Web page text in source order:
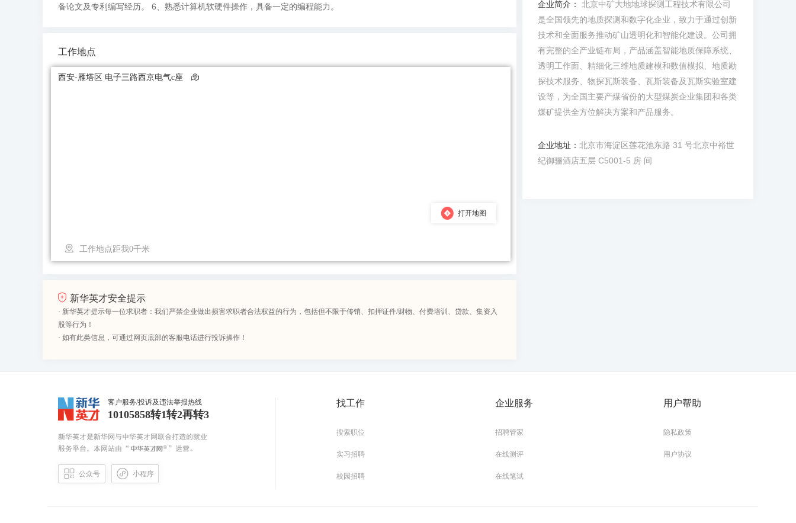
备论文及专利编写经历。 6、熟悉计算机软硬件操作，具备一定的编程能力。
工作地点
西安-雁塔区 电子三路西京电气c座
打开地图
工作地点距我0千米
新华英才安全提示
· 新华英才提示每一位求职者：我们严禁企业做出损害求职者合法权益的行为，包括但不限于传销、扣押证件/财物、付费培训、贷款、集资入
股等行为！
· 如有此类信息，可通过网页底部的客服电话进行投诉操作！
企业简介：
是全国领先的地质探测和数字化企业，致力于通过创新
技术和全面服务推动矿山透明化和智能化建设。公司拥
有完整的全产业链布局，产品涵盖智能地质保障系统、
透明工作面、精细化三维地质建模和数值模拟、地质勘
探技术服务、物探瓦斯装备、瓦斯装备及瓦斯实验室建
设等，为全国主要产煤省份的大型煤炭企业集团和各类
煤矿提供全方位解决方案和产品服务。
企业地址： 北京市海淀区莲花池东路 31 号北京中裕世
纪御骊酒店五层 C5001-5 房 间
客户服务/投诉及违法举报热线
10105858转1转2再转3
公众号 小程序
找工作
搜索职位
实习招聘
校园招聘
企业服务
招聘管家
在线测评
在线笔试
用户帮助
隐私政策
用户协议